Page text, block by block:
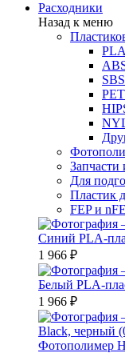
Расходники
Назад к меню
PLA
SBS
Для
Пластик
FEP и
Синий PLA-
1 966 ₽
Белый PLA-
1 966 ₽
Фотополимер